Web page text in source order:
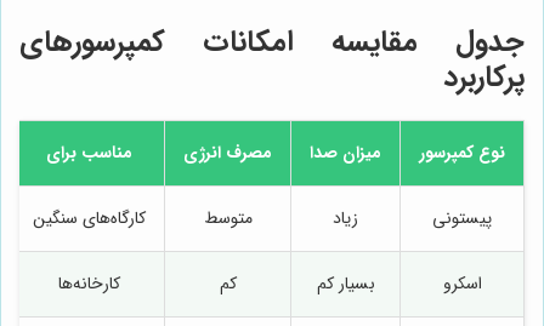
جدول مقایسه امکانات کمپرسورهای
پرکاربرد
نوع کمپرسور میزان صدا مصرف انرژی مناسب برای
پیستونی زیاد متوسط کارگاه‌های سنگین
اسکرو بسیار کم کم کارخانه‌ها